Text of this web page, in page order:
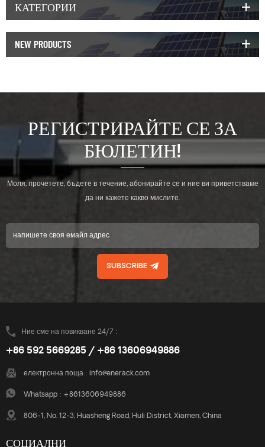
КАТЕГОРИИ
NEW PRODUCTS
РЕГИСТРИРАЙТЕ СЕ ЗА
БЮЛЕТИН!
Моля, прочетете, бъдете в течение, абонирайте се и ние ви приветстваме
да ни кажете какво мислите.
SUBSCRIBE
Ние сме на повикване 24/7 :
+86 592 5669285 / +86 13606949886
електронна поща : info@enerack.com
Whatsapp : +8613606949886
806-1, No. 12-3, Huasheng Road, Huli District, Xiamen, China
СОЦИАЛНИ